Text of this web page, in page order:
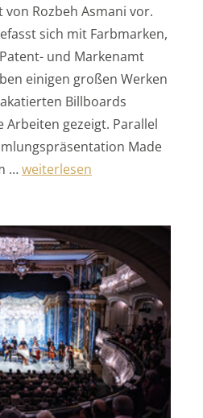
Rozbeh Asmani vor.
sich mit Farbmarken,
und Markenamt
einigen großen Werken
Billboards
gezeigt. Parallel
Made
…„All Our Colours
weiterlesen